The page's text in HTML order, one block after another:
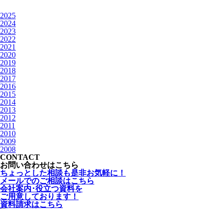
2025
2024
2023
2022
2021
2020
2019
2018
2017
2016
2015
2014
2013
2012
2011
2010
2009
2008
CONTACT
お問い合わせはこちら
ちょっとした相談も是非お気軽に！
メールでのご相談はこちら
会社案内･役立つ資料を
ご用意しております！
資料請求はこちら